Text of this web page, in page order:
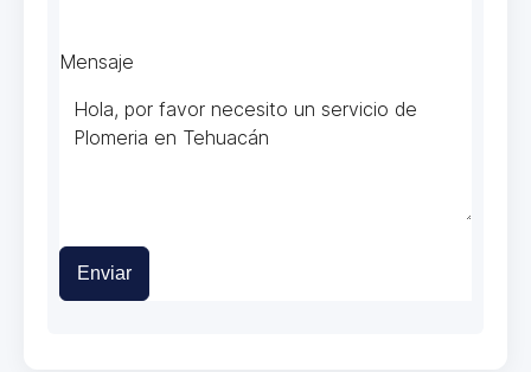
Mensaje
Enviar